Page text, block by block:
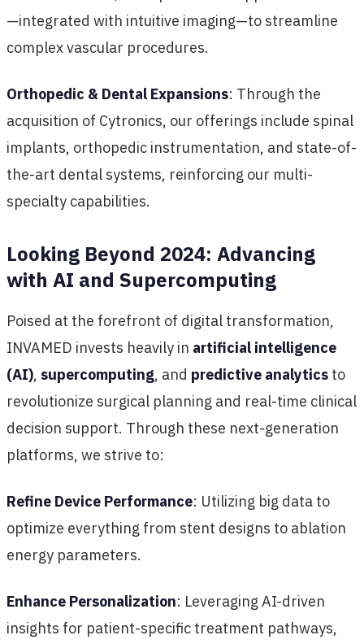
—integrated with intuitive imaging—to streamline
complex vascular procedures.
Orthopedic & Dental Expansions: Through the
acquisition of Cytronics, our offerings include spinal
implants, orthopedic instrumentation, and state-of-
the-art dental systems, reinforcing our multi-
specialty capabilities.
Looking Beyond 2024: Advancing
with AI and Supercomputing
Poised at the forefront of digital transformation,
INVAMED invests heavily in artificial intelligence
(AI), supercomputing, and predictive analytics to
revolutionize surgical planning and real-time clinical
decision support. Through these next-generation
platforms, we strive to:
Refine Device Performance: Utilizing big data to
optimize everything from stent designs to ablation
energy parameters.
Enhance Personalization: Leveraging AI-driven
insights for patient-specific treatment pathways,